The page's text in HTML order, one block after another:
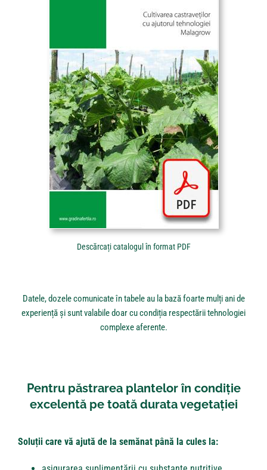
Descărcați catalogul în format PDF
Datele, dozele comunicate în tabele au la bază foarte mulți ani de
experiență și sunt valabile doar cu condiția respectării tehnologiei
complexe aferente.
Pentru păstrarea plantelor în condiție
excelentă pe toată durata vegetației
Soluții care vă ajută de la semănat până la cules la: